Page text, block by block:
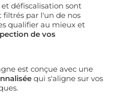
défiscalisation sont
filtrés par l'un de nos
qualifier au mieux et
de vos
est conçue avec une
qui s'aligne sur vos